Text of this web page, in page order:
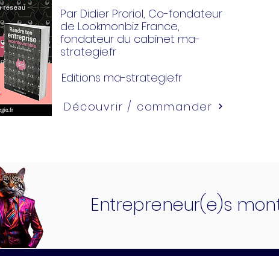
Par Didier Proriol, Co-fondateur
de Lookmonbiz France,
fondateur du cabinet ma-
strategie.fr
Editions ma-strategie.fr
Découvrir / commander
Entrepreneur(e)s